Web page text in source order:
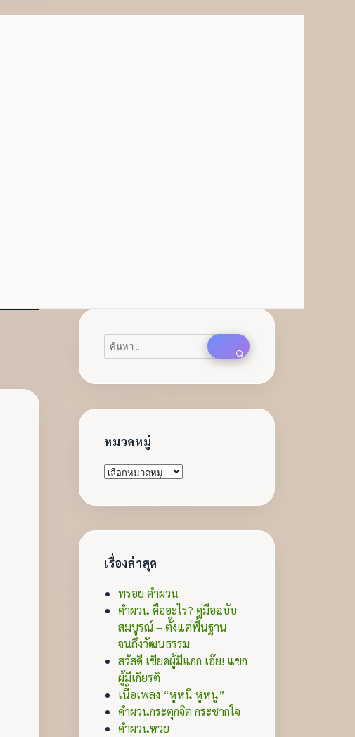
ค้นหา:
หมวดหมู่
หมวด
เรื่องล่าสุด
ทรอย คำผวน
คำผวน คืออะไร? คู่มือฉบับ
สมบูรณ์ – ตั้งแต่พื้นฐาน
จนถึงวัฒนธรรม
สวัสดี เขียดผู้มีแกก เอ๊ย! แขก
ผู้มีเกียรติ
เนื้อเพลง “หูหนี หูหนู”
คำผวนกระตุกจิต กระชากใจ
คำผวนหวย